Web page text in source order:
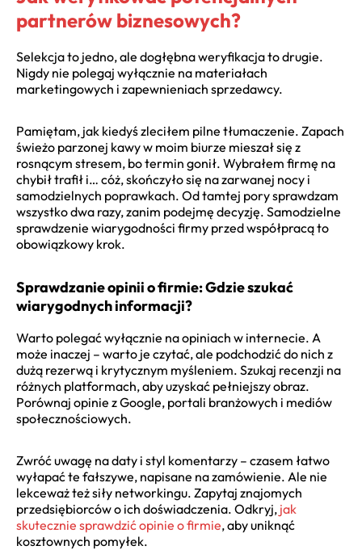
partnerów biznesowych?
Selekcja to jedno, ale dogłębna weryfikacja to drugie.
Nigdy nie polegaj wyłącznie na materiałach
marketingowych i zapewnieniach sprzedawcy.
Pamiętam, jak kiedyś zleciłem pilne tłumaczenie. Zapach
świeżo parzonej kawy w moim biurze mieszał się z
rosnącym stresem, bo termin gonił. Wybrałem firmę na
chybił trafił i… cóż, skończyło się na zarwanej nocy i
samodzielnych poprawkach. Od tamtej pory sprawdzam
wszystko dwa razy, zanim podejmę decyzję. Samodzielne
sprawdzenie wiarygodności firmy przed współpracą to
obowiązkowy krok.
Sprawdzanie opinii o firmie: Gdzie szukać
wiarygodnych informacji?
Warto polegać wyłącznie na opiniach w internecie. A
może inaczej – warto je czytać, ale podchodzić do nich z
dużą rezerwą i krytycznym myśleniem. Szukaj recenzji na
różnych platformach, aby uzyskać pełniejszy obraz.
Porównaj opinie z Google, portali branżowych i mediów
społecznościowych.
Zwróć uwagę na daty i styl komentarzy – czasem łatwo
wyłapać te fałszywe, napisane na zamówienie. Ale nie
lekceważ też siły networkingu. Zapytaj znajomych
przedsiębiorców o ich doświadczenia. Odkryj, jak
skutecznie sprawdzić opinie o firmie, aby uniknąć
kosztownych pomyłek.